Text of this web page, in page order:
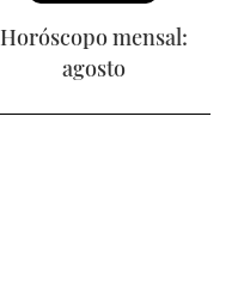
Horóscopo mensal:
agosto